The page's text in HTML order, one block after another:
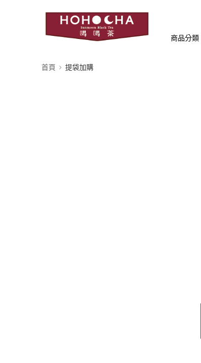
商品分類
首頁 提袋加購